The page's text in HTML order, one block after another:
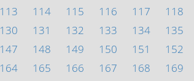
113 114 115 116 117 118
130 131 132 133 134 135
147 148 149 150 151 152
164 165 166 167 168 169